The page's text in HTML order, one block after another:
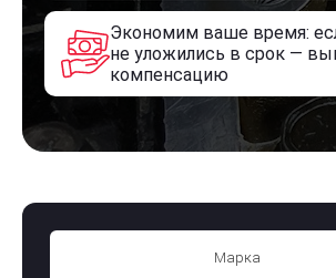
Экономим ваше время:
не уложились в срок —
компенсацию
Марка